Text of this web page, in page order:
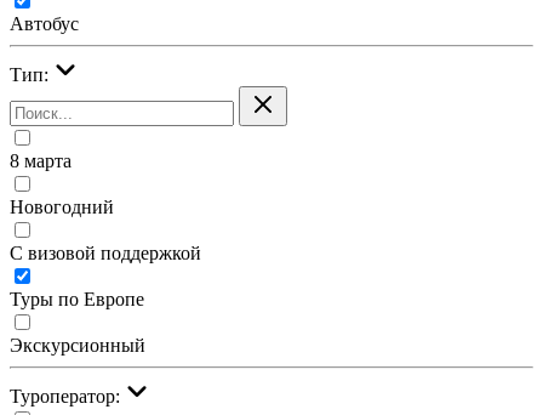
Автобус
Тип:
8 марта
Новогодний
С визовой поддержкой
Туры по Европе
Экскурсионный
Туроператор: